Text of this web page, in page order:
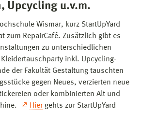
Upcycling u.v.m.
Wismar, kurz StartUpYard
zum RepairCafé. Zusätzlich gibt es
zu unterschiedlichen
inkl. Upcycling-
der Fakultät Gestaltung tauschten
gegen Neues, verzierten neue
oder kombinierten Alt und
Hiergehts zur StartUpYard